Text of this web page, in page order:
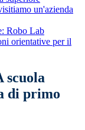
un'azienda
Robo Lab
orientative per il
scuola
di primo